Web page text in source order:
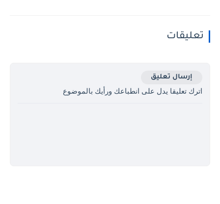
تعليقات
إرسال تعليق
اترك تعليقا يدل على انطباعك ورأيك بالموضوع